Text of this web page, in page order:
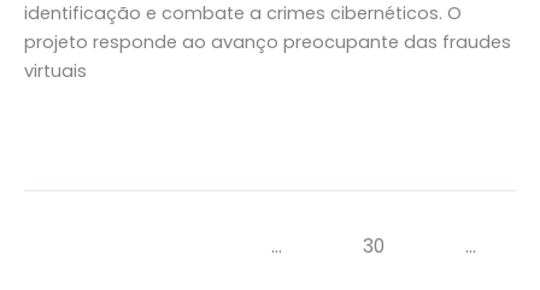
identificação e combate a crimes cibernéticos. O
projeto responde ao avanço preocupante das fraudes
virtuais
… 30
…